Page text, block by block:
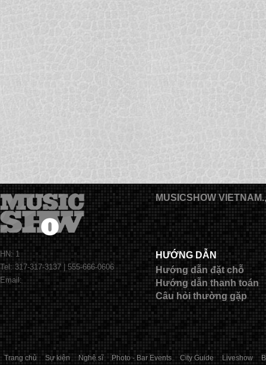
HN: 1
Tel: 317-317-3137 | 555-666-0606
Email:
MUSICSHOW VIETNAM.,
HƯỚNG DẪN
Hướng dẫn đặt chỗ
Hướng dẫn thanh toán
Câu hỏi thường gặp
Trang chủ Sự kiện Nghệ sĩ Photo - Bar Events City Guide Liveshow